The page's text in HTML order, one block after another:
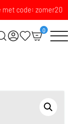
met code: zomer20
0